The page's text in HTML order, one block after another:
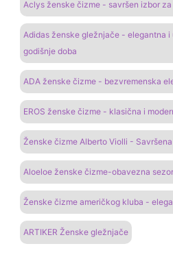
Aclys ženske čizme - savršen izbor
Adidas ženske gležnjače - elegantna
godišnje doba
ADA ženske čizme - bezvremenska
EROS ženske čizme - klasična i
Ženske čizme Alberto Violli -
Aloeloe ženske čizme-obavezna
Ženske čizme američkog kluba -
ARTIKER Ženske gležnjače